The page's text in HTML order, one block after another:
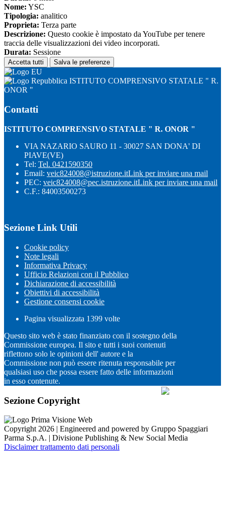
Nome: YSC
Tipologia: analitico
Proprieta: Terza parte
Descrizione: Questo cookie è impostato da YouTube per tenere
traccia delle visualizzazioni dei video incorporati.
Durata: Sessione
Accetta tutti Salva le preferenze
ISTITUTO COMPRENSIVO STATALE " R.
ONOR "
Contatti
ISTITUTO COMPRENSIVO STATALE " R. ONOR "
VIA NAZARIO SAURO 11 - 30027 SAN DONA' DI
PIAVE(VE)
Tel: Tel. 0421590350
Email: veic824008@istruzione.itLink per inviare una mail
PEC: veic824008@pec.istruzione.itLink per inviare una mail
C.F.: 84003500273
Sezione Link Utili
Cookie policy
Note legali
Informativa Privacy
Ufficio Relazioni con il Pubblico
Dichiarazione di accessibilità
Obiettivi di accessibilità
Gestione consensi cookie
Pagina visualizzata 1399 volte
Questo sito web è stato finanziato con il sostegno della
Commissione europea. Il sito e tutti i suoi contenuti
riflettono solo le opinioni dell' autore e la
Commissione non può essere ritenuta responsabile per
qualsiasi uso che possa essere fatto delle informazioni
in esso contenute.
Sezione Copyright
Copyright 2026 | Engineered and powered by Gruppo Spaggiari
Parma S.p.A. | Divisione Publishing & New Social Media
Disclaimer trattamento dati personali